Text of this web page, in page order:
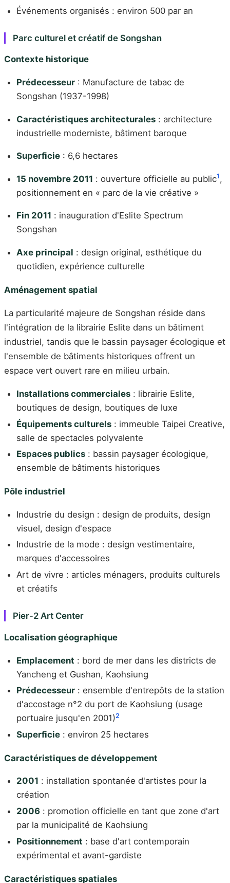
Événements organisés : environ 500 par an
Parc culturel et créatif de Songshan
Contexte historique
Prédecesseur : Manufacture de tabac de
Songshan (1937-1998)
Caractéristiques architecturales : architecture
industrielle moderniste, bâtiment baroque
Superficie : 6,6 hectares
15 novembre 2011 : ouverture officielle au public1,
positionnement en « parc de la vie créative »
Fin 2011 : inauguration d'Eslite Spectrum
Songshan
Axe principal : design original, esthétique du
quotidien, expérience culturelle
Aménagement spatial
La particularité majeure de Songshan réside dans
l'intégration de la librairie Eslite dans un bâtiment
industriel, tandis que le bassin paysager écologique et
l'ensemble de bâtiments historiques offrent un
espace vert ouvert rare en milieu urbain.
Installations commerciales : librairie Eslite,
boutiques de design, boutiques de luxe
Équipements culturels : immeuble Taipei Creative,
salle de spectacles polyvalente
Espaces publics : bassin paysager écologique,
ensemble de bâtiments historiques
Pôle industriel
Industrie du design : design de produits, design
visuel, design d'espace
Industrie de la mode : design vestimentaire,
marques d'accessoires
Art de vivre : articles ménagers, produits culturels
et créatifs
Pier-2 Art Center
Localisation géographique
Emplacement : bord de mer dans les districts de
Yancheng et Gushan, Kaohsiung
Prédecesseur : ensemble d'entrepôts de la station
d'accostage n°2 du port de Kaohsiung (usage
portuaire jusqu'en 2001)2
Superficie : environ 25 hectares
Caractéristiques de développement
2001 : installation spontanée d'artistes pour la
création
2006 : promotion officielle en tant que zone d'art
par la municipalité de Kaohsiung
Positionnement : base d'art contemporain
expérimental et avant-gardiste
Caractéristiques spatiales